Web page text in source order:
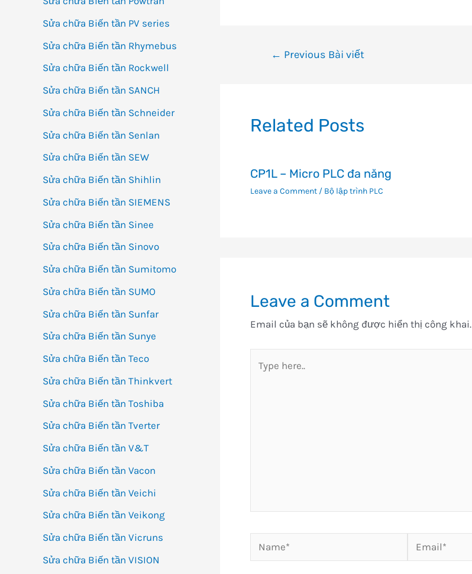
Sửa chữa Biến tần PV series
Sửa chữa Biến tần Rhymebus
Sửa chữa Biến tần Rockwell
Sửa chữa Biến tần SANCH
Sửa chữa Biến tần Schneider
Sửa chữa Biến tần Senlan
Sửa chữa Biến tần SEW
Sửa chữa Biến tần Shihlin
Sửa chữa Biến tần SIEMENS
Sửa chữa Biến tần Sinee
Sửa chữa Biến tần Sinovo
Sửa chữa Biến tần Sumitomo
Sửa chữa Biến tần SUMO
Sửa chữa Biến tần Sunfar
Sửa chữa Biến tần Sunye
Sửa chữa Biến tần Teco
Sửa chữa Biến tần Thinkvert
Sửa chữa Biến tần Toshiba
Sửa chữa Biến tần Tverter
Sửa chữa Biến tần V&T
Sửa chữa Biến tần Vacon
Sửa chữa Biến tần Veichi
Sửa chữa Biến tần Veikong
Sửa chữa Biến tần Vicruns
Sửa chữa Biến tần VISION
Điều← Previous Bài viết
Related Posts
CP1L – Micro PLC đa năng
Leave a Comment / Bộ lập trình PLC
Leave a Comment
Email của bạn sẽ không được hiển thị công khai.
here..
Name* Email*